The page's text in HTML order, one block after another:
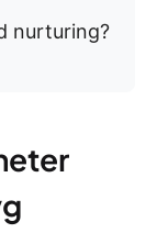
nurturing?